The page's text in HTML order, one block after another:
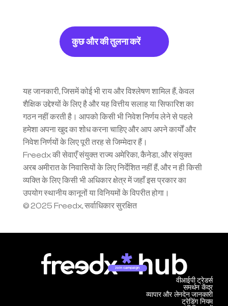
कुछ और की तुलना करें
यह जानकारी, जिसमें कोई भी राय और विश्लेषण शामिल हैं, केवल
शैक्षिक उद्देश्यों के लिए है और यह वित्तीय सलाह या सिफारिश का
गठन नहीं करती है। आपको किसी भी निवेश निर्णय लेने से पहले
हमेशा अपना खुद का शोध करना चाहिए और आप अपने कार्यों और
निवेश निर्णयों के लिए पूरी तरह से जिम्मेदार हैं।
Freedx की सेवाएँ संयुक्त राज्य अमेरिका, कैनेडा, और संयुक्त
अरब अमीरात के निवासियों के लिए निर्देशित नहीं हैं, और न ही किसी
व्यक्ति के लिए किसी भी अधिकार क्षेत्र में जहाँ इस प्रकार का
उपयोग स्थानीय कानूनों या विनियमों के विपरीत होगा।
© 2025 Freedx, सर्वाधिकार सुरक्षित
Join campaign
समर्थन केंद्र
व्यापार और लेनदेन जानकारी
वीआईपी ट्रेडर्स
ट्रेडिंग नियम